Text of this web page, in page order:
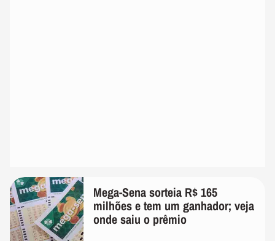
Mega-Sena sorteia R$ 165
milhões e tem um ganhador; veja
onde saiu o prêmio